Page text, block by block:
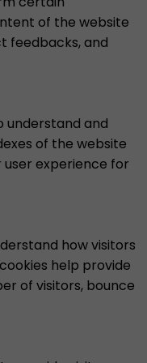
of the website
feedbacks, and
understand and
of the website
experience for
how visitors
help provide
of visitors, bounce